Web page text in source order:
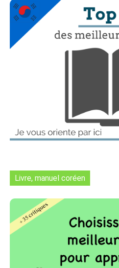
Livre, manuel coréen